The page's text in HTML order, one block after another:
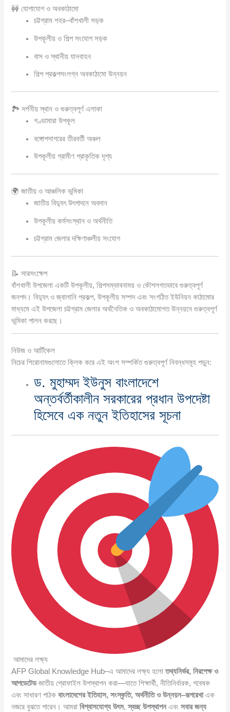
🚧 যোগাযোগ ও অবকাঠামো
চট্টগ্রাম শহর–বাঁশখালী সড়ক
উপকূলীয় ও শিল্প সংযোগ সড়ক
বাস ও স্থানীয় যানবাহন
শিল্প প্রকল্পসংলগ্ন অবকাঠামো উন্নয়ন
🏞️ দর্শনীয় স্থান ও গুরুত্বপূর্ণ এলাকা
গণ্ডামারা উপকূল
বঙ্গোপসাগরের তীরবর্তী অঞ্চল
উপকূলীয় গ্রামীণ প্রাকৃতিক দৃশ্য
🌍 জাতীয় ও আঞ্চলিক ভূমিকা
জাতীয় বিদ্যুৎ উৎপাদনে অবদান
উপকূলীয় কর্মসংস্থান ও অর্থনীতি
চট্টগ্রাম জেলার দক্ষিণাঞ্চলীয় সংযোগ
📝 সারসংক্ষেপ
বাঁশখালী উপজেলা একটি উপকূলীয়, শিল্পসম্ভাবনাময় ও কৌশলগতভাবে গুরুত্বপূর্ণ
জনপদ। বিদ্যুৎ ও জ্বালানি প্রকল্প, উপকূলীয় সম্পদ এবং সংগঠিত ইউনিয়ন কাঠামোর
মাধ্যমে এই উপজেলা চট্টগ্রাম জেলার অর্থনৈতিক ও অবকাঠামোগত উন্নয়নে গুরুত্বপূর্ণ
ভূমিকা পালন করছে।
নিউজ ও আর্টিকেল
নিচের শিরোনামগুলোতে ক্লিক করে এই অংশ সম্পর্কিত গুরুত্বপূর্ণ নিবন্ধসমূহ পড়ুন:
ড. মুহাম্মদ ইউনুস বাংলাদেশে
অন্তর্বর্তীকালীন সরকারের প্রধান উপদেষ্টা
হিসেবে এক নতুন ইতিহাসের সূচনা
আমাদের লক্ষ্য
AFP Global Knowledge Hub–এ আমাদের লক্ষ্য হলোতথ্যনির্ভর, নিরপেক্ষ ও
আপডেটেডজাতীয় প্রোফাইল উপস্থাপন করা—যাতে শিক্ষার্থী, নীতিনির্ধারক, গবেষক
এবং সাধারণ পাঠকবাংলাদেশের ইতিহাস, সংস্কৃতি, অর্থনীতি ও উন্নয়ন–রূপরেখাএক
নজরে বুঝতে পারেন। আমরাবিশ্বাসযোগ্য উৎস,স্বচ্ছ উপস্থাপনএবংসবার জন্য